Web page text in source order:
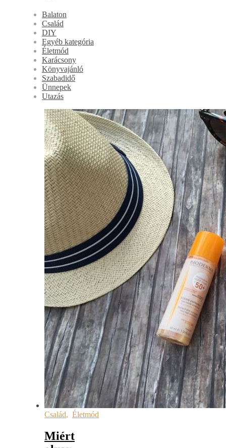
Balaton
Család
DIY
Egyéb kategória
Életmód
Karácsony
Könyvajánló
Szabadidő
Ünnepek
Utazás
Család, Életmód
Miért